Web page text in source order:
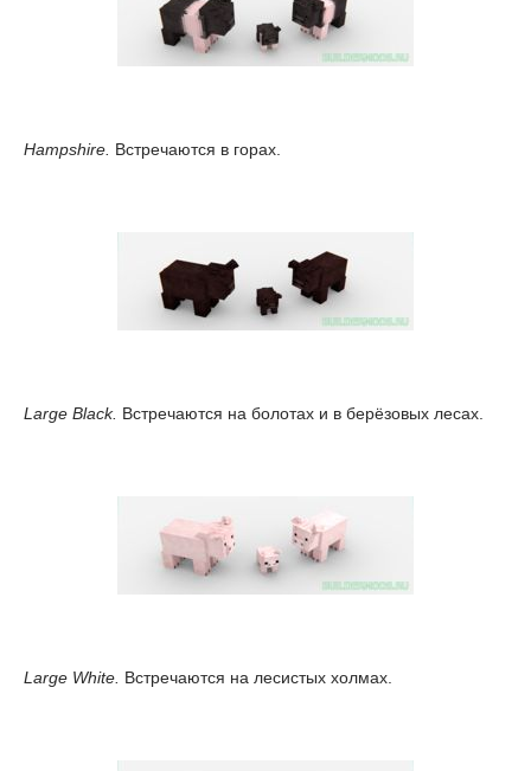
Hampshire. Встречаются в горах.
Large Black. Встречаются на болотах и в берёзовых лесах.
Large White. Встречаются на лесистых холмах.